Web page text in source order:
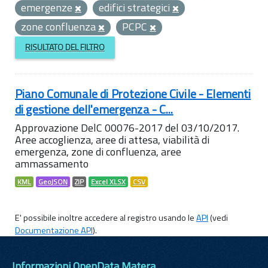
emergenze
edifici strategici
zone confluenza
PCPC
RISULTATO DEL FILTRO
Piano Comunale di Protezione Civile - Elementi
di gestione dell'emergenza - C...
Approvazione DelC 00076-2017 del 03/10/2017.
Aree accoglienza, aree di attesa, viabilità di
emergenza, zone di confluenza, aree
ammassamento
KML GeoJSON ZIP Excel XLSX CSV
E' possibile inoltre accedere al registro usando leAPI(vedi
Documentazione API).